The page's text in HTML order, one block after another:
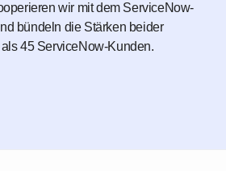
wir mit dem ServiceNow-
bündeln die Stärken beider
45 ServiceNow-Kunden.